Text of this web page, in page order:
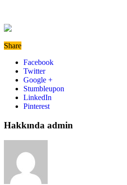
Share
Facebook
Twitter
Google +
Stumbleupon
LinkedIn
Pinterest
Hakkında admin